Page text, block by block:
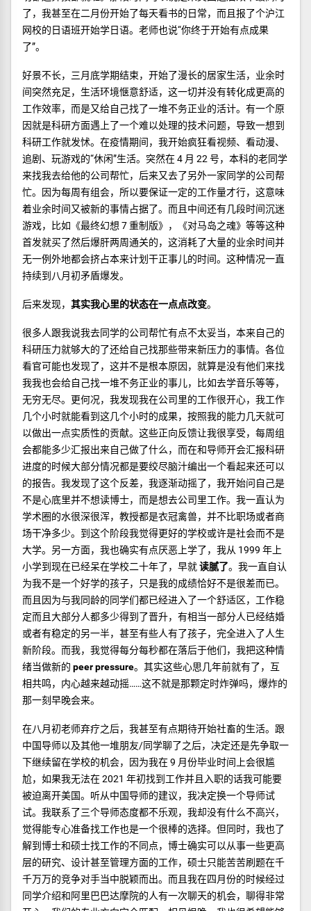
了，我甚至在二月份开始了每天看书的日常，而且报了个沪江
网校的日语班开始学日语。老师也说“你终于开始有点成果
了”。
好景不长，三月底学期结束，开始了漫长的居家生活，业余时
间突然充足，生活环境惬意舒适，这一切并没有转化成更高的
工作效率，而是又给自己找了一堆不务正业的活计。有一个原
因就是科研方面遇上了一个难以处理的技术问题，导致一想到
科研工作就发怵。在疫情期间，我开始疯狂看视频、看动漫、
追剧、玩游戏的“休闲”生活。突然在 4 月 22 号，本科的老同学
来找我去给他的公司帮忙，后来又去了另外一家同学的公司帮
忙。因为每周有组会，所以要保证一定的工作量才行，这意味
着业余时间又被新的事情占据了。而且中间还有几段时间沉迷
游戏，比如《最终幻想 7 重制版》，《对马岛之魂》等等这种
首发就买了然后爆肝两周通关的，这消耗了大量的业余时间并
无一例外地都会挤占本来计划干正事儿的时间。这种情况一直
持续到八月初矛盾爆发。
后来发现， 其实我心里的状态在一点点改变。
很多人跟我说我去同学的公司帮忙有点不太妥当，本来自己的
科研压力就够大的了还给自己找那些带来新压力的事情。各位
看官可能也发现了，这并不是根本原因，就算是没有他们来找
我我也会给自己找一堆不务正业的事儿，比如去学音乐等等，
无穷无尽。更何况，我发现我在公司里的工作很开心，我工作
几个小时就能看到这几个小时的成果，按照我的能力几天就可
以做出一点实质性的贡献。这些正向反馈让我很享受，每周组
会都能多少汇报出来自己做了什么，而在和导师开会汇报科研
进度的时候大部分情况都是要绞尽脑汁编出一个看起来还可以
的报告。我发现了这个反差，我逐渐动摇了，我开始问自己是
不是心底里并不想读博士，而是想去公司里工作。我一直认为
学术圈的水很深很浑，教授都是衣冠禽兽，并不比职场或者商
场干净多少。到这个阶段我觉得更好的学校或许是社会而不是
大学。另一方面，我也确实有点厌恶上学了，我从 1999 年上
小学到现在已经呆在学校二十年了，早就读腻了。我一直自认
为我不是一个好学的孩子，只是我的成绩恰好不是很差而已。
而且因为与我同龄的同学们都已经进入了一个舒适区，工作稳
定而且大部分人都多少得到了晋升，有相当一部分人已经结婚
或者有稳定的另一半，甚至有些人有了孩子，完全进入了人生
新阶段。而我，我觉得每分每秒都在落后于他们，我把这种情
绪当做新的 peer pressure。其实这些心思几年前就有了，互
相共鸣，内心越来越动摇……这不就是那颗定时炸弹吗，爆炸的
那一刻早晚会来。
在八月初老师弃疗之后，我甚至有点期待开始社畜的生活。跟
中国导师以及其他一堆朋友/同学聊了之后，决定还是先争取一
下继续留在学校的机会，因为我在 9 月份毕业时间上会很尴
尬，如果我无法在 2021 年初找到工作并且入职的话我可能要
被迫离开美国。听从中国导师的建议，我决定换一个导师试
试。我联系了三个导师态度都不乐观，我却没有什么不高兴，
觉得能专心准备找工作也是一个很棒的选择。但同时，我也了
解到博士和硕士找工作的不同点，博士确实可以从事一些更高
层的研究、设计甚至管理方面的工作，硕士只能苦苦刷题在千
千万万的竞争对手当中脱颖而出。而且我在四月份的时候经过
同学介绍和阿里巴巴达摩院的人有一次聊天的机会，聊得非常